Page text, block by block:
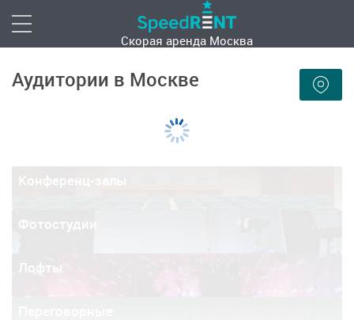
Скорая аренда Москва
Аудитории в Москве
Конференц-залы
Фотостудии
Лофты